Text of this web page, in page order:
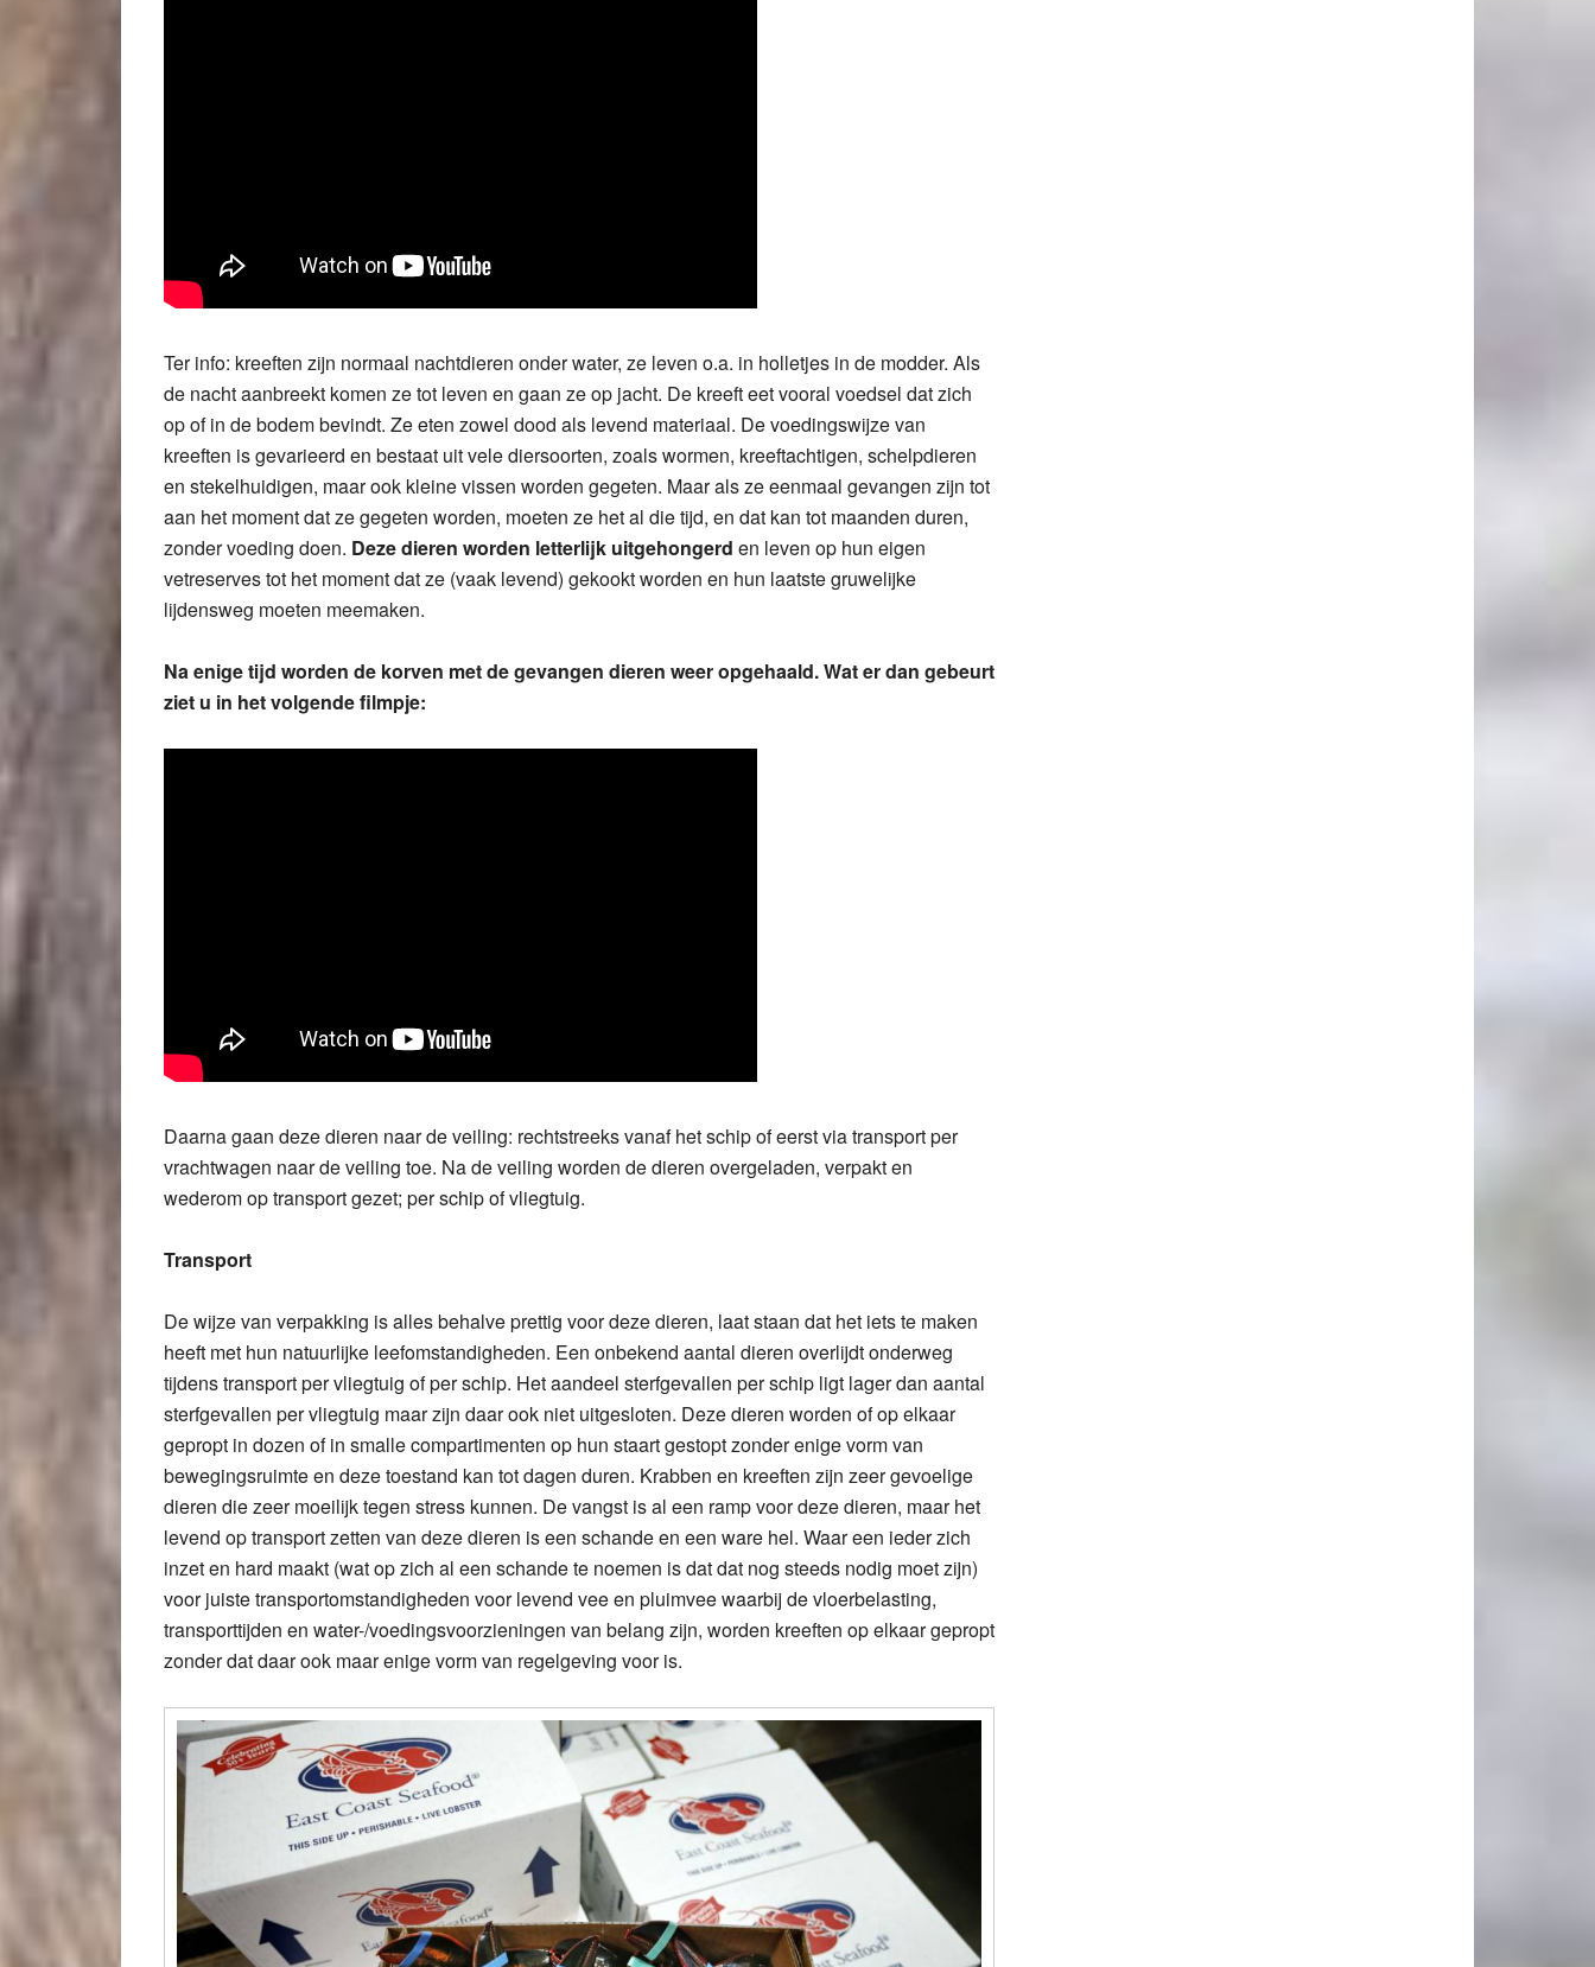
Ter info: kreeften zijn normaal nachtdieren onder water, ze leven o.a. in holletjes in de modder. Als
de nacht aanbreekt komen ze tot leven en gaan ze op jacht. De kreeft eet vooral voedsel dat zich
op of in de bodem bevindt. Ze eten zowel dood als levend materiaal. De voedingswijze van
kreeften is gevarieerd en bestaat uit vele diersoorten, zoals wormen, kreeftachtigen, schelpdieren
en stekelhuidigen, maar ook kleine vissen worden gegeten. Maar als ze eenmaal gevangen zijn tot
aan het moment dat ze gegeten worden, moeten ze het al die tijd, en dat kan tot maanden duren,
zonder voeding doen. Deze dieren worden letterlijk uitgehongerd en leven op hun eigen
vetreserves tot het moment dat ze (vaak levend) gekookt worden en hun laatste gruwelijke
lijdensweg moeten meemaken.
Na enige tijd worden de korven met de gevangen dieren weer opgehaald. Wat er dan gebeurt
ziet u in het volgende filmpje:
Daarna gaan deze dieren naar de veiling: rechtstreeks vanaf het schip of eerst via transport per
vrachtwagen naar de veiling toe. Na de veiling worden de dieren overgeladen, verpakt en
wederom op transport gezet; per schip of vliegtuig.
Transport
De wijze van verpakking is alles behalve prettig voor deze dieren, laat staan dat het iets te maken
heeft met hun natuurlijke leefomstandigheden. Een onbekend aantal dieren overlijdt onderweg
tijdens transport per vliegtuig of per schip. Het aandeel sterfgevallen per schip ligt lager dan aantal
sterfgevallen per vliegtuig maar zijn daar ook niet uitgesloten. Deze dieren worden of op elkaar
gepropt in dozen of in smalle compartimenten op hun staart gestopt zonder enige vorm van
bewegingsruimte en deze toestand kan tot dagen duren. Krabben en kreeften zijn zeer gevoelige
dieren die zeer moeilijk tegen stress kunnen. De vangst is al een ramp voor deze dieren, maar het
levend op transport zetten van deze dieren is een schande en een ware hel. Waar een ieder zich
inzet en hard maakt (wat op zich al een schande te noemen is dat dat nog steeds nodig moet zijn)
voor juiste transportomstandigheden voor levend vee en pluimvee waarbij de vloerbelasting,
transporttijden en water-/voedingsvoorzieningen van belang zijn, worden kreeften op elkaar gepropt
zonder dat daar ook maar enige vorm van regelgeving voor is.